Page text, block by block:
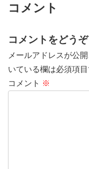
コメント
コメントをどうぞ
メールアドレスが公
いている欄は必須項
コメント ※